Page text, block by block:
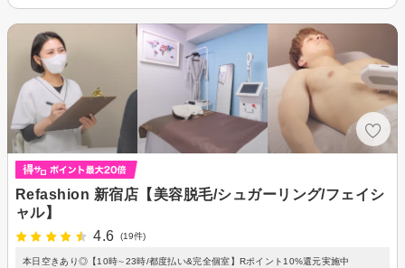
Refashion 新宿店【美容脱毛/シュガーリング/フェイシ
ャル】
4.6
(19件)
本日空きあり◎【10時∼23時/都度払い&完全個室】Rポイント10%還元実施中